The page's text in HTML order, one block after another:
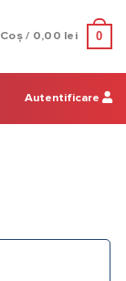
Coș / 0,00 lei 0
Autentificare